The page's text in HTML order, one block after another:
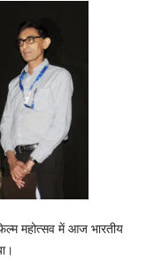
महोत्‍सव में आज भारतीय